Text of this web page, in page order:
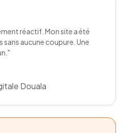
réactif. Mon site a été
sans aucune coupure. Une
Douala